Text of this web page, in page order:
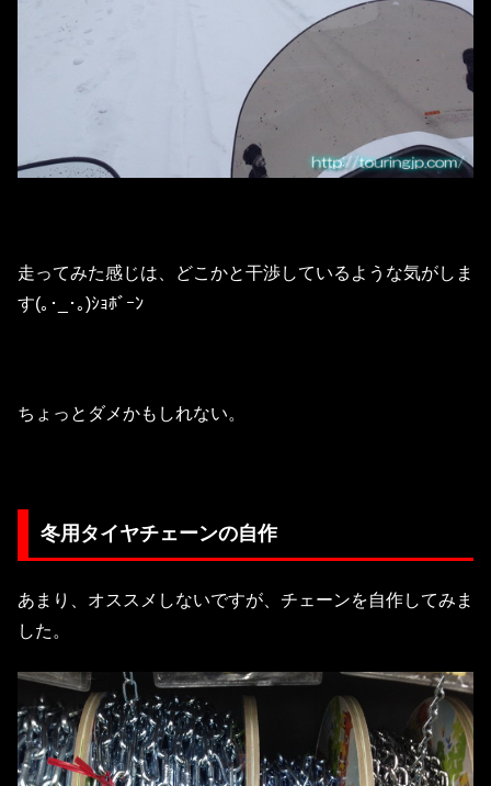
走ってみた感じは、どこかと干渉しているような気がしま
す(｡･_･｡)ｼｮﾎﾞｰﾝ
ちょっとダメかもしれない。
冬用タイヤチェーンの自作
あまり、オススメしないですが、チェーンを自作してみま
した。